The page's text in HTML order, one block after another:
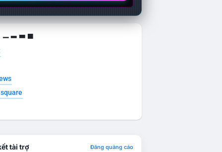
▁ ▂ ▃ ▄
tài trợ Đăng quảng cáo